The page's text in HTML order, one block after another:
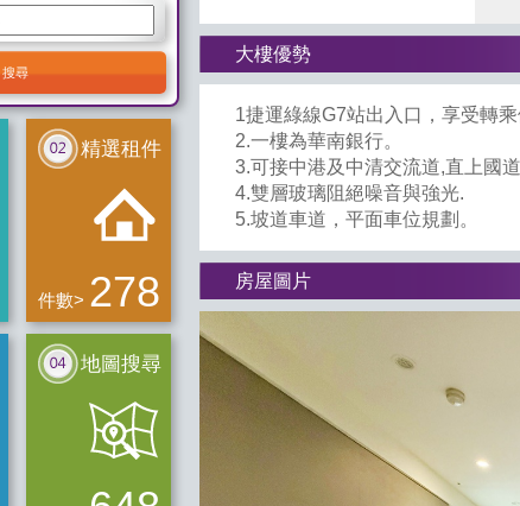
精選租件
件數> 278
地圖搜尋
大樓優勢
1捷運綠線G7站出入口，享受轉乘
2.一樓為華南銀行。
3.可接中港及中清交流道,直上國道
4.雙層玻璃阻絕噪音與強光.
5.坡道車道，平面車位規劃。
房屋圖片